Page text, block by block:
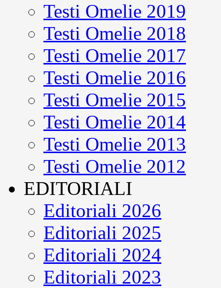
Testi Omelie 2019
Testi Omelie 2018
Testi Omelie 2017
Testi Omelie 2016
Testi Omelie 2015
Testi Omelie 2014
Testi Omelie 2013
Testi Omelie 2012
EDITORIALI
Editoriali 2026
Editoriali 2025
Editoriali 2024
Editoriali 2023